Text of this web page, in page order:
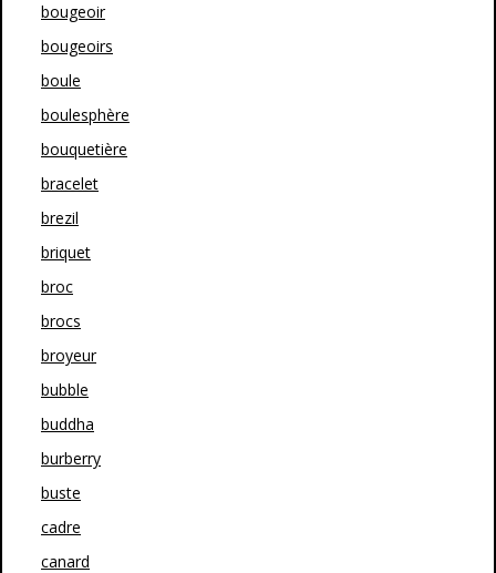
bougeoir
bougeoirs
boule
boulesphère
bouquetière
bracelet
brezil
briquet
broc
brocs
broyeur
bubble
buddha
burberry
buste
cadre
canard